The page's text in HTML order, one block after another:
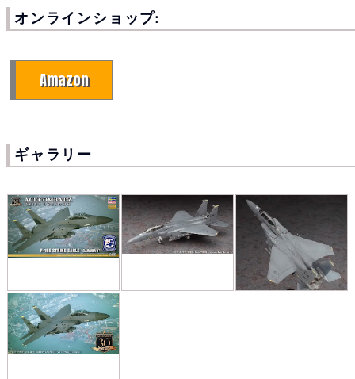
オンラインショップ:
Amazon
ギャラリー